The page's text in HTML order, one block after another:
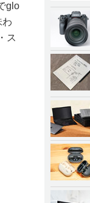
glo
わ
ス